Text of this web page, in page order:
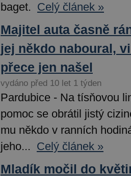
baget. Celý článek »
Majitel auta časně
jej někdo naboural,
přece jen našel
vydáno před 10 let 1 týden
Pardubice - Na tísňovou
pomoc se obrátil jistý
mu někdo v ranních
jeho... Celý článek »
Mladík močil do